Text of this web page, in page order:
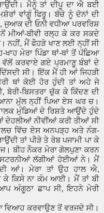
ਮੈਨੂੰ ਤਾਂ ਦੀਪੂ ਦਾ ਐ ਬਈ
ਵਾਂਗੂੰ ਫਿਰੂ। ਬੱਚੇ ਨੂੰ ਦੋਨਾਂ ਦੀ
ਜੁਆਕ ਦੀ ਓਨੀ ਵਧੀਆ ਪਰਵਰਿਸ਼
ਮੀਆਂ-ਬੀਵੀ ਰਲ੍ਹ ਕੇ ਕਰ ਸਕਦੇ
ਨਹੀਂ, ਮੈਂ ਫੌਹੜੇ ਖਾਣ ਲਈ ਨ੍ਹੀਂ ਸੀ
ਮੇਰਾ ਪਿੰਡਾ ਥਾਂ-ਥਾਂ ਤੋਂ ਪੱਛਿਆ
ਕਰਵਾਏ ਗਏ ਪ੍ਰਮਾਣੂ ਬੰਬਾਂ ਦੇ
ਸੀ। ਇੱਕ ਮੈਂ ਹੀ ਆਂ ਜਿਹੜੀ
ਥਾਂ ਕੋਈ ਹੋਰ ਹੁੰਦੀ ਤਾਂ ਅਹੇ ਜੇ
ਬਿਸਤਰਾ ਚੁੱਕ ਕੇ ਕਿੱਦਣ ਦੀ
ਮੁੱਲ ਨ੍ਹੀਂ ਪਿਆ ਏਸ ਘਰ ਚ।
ਮੁੰਡਿਆਂ ਦੇ ਰਿਸ਼ਤੇ ਆਉਂਦੇ ਹੁੰਦੇ
ਦੇਹਲੀਆਂ ਨੀਵੀਂਆਂ ਕਰੀ ਤੀਆਂ ਸੀ
ਵਿੱਚ ਏਸ ਅਨਪੜ੍ਹ ਅਤੇ ਨੰਗ-
ਤਾਂ ਪੀੜੇ ਤੇ ਰੇਬ ਪਜਾਮੀ ਪਾ ਕੇ
ਬੀਹ ਨੌਕਰ ਮੇਰਾ ਗੋਲਪੁਣਾ ਕਰਨ
ਲੱਗੀਆਂ ਹੋਈਆਂ ਨੇ। ਮੈਂ
ਆਂ। ਮੇਰਾ ਤਾਂ ਉਹ ਹਾਲ ਐ,
ਕਿਸੇ ਨਾ ਕੰਮ ਆਈ। ਮੈਂ ਤਾਂ ਬੀ
ਅੰਗੂਠਾ ਛਾਪ ਸੀ, ਇਹਨੇ ਮੇਰੀ
ਵਿਆਹ ਕਰਵਾਉਣ ਤੋਂ ਵਰਜਦੇ ਸੀ।